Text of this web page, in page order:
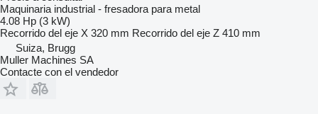
Maquinaria industrial - fresadora para metal
4.08 Hp (3 kW)
Recorrido del eje X 320 mm Recorrido del eje Z 410 mm
Suiza, Brugg
Muller Machines SA
Contacte con el vendedor